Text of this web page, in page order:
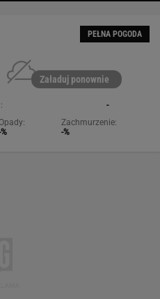
PEŁNA POGODA
Załaduj ponownie
-
Opady:
Zachmurzenie:
-%